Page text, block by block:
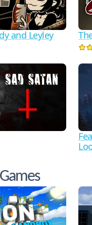
and Leyley